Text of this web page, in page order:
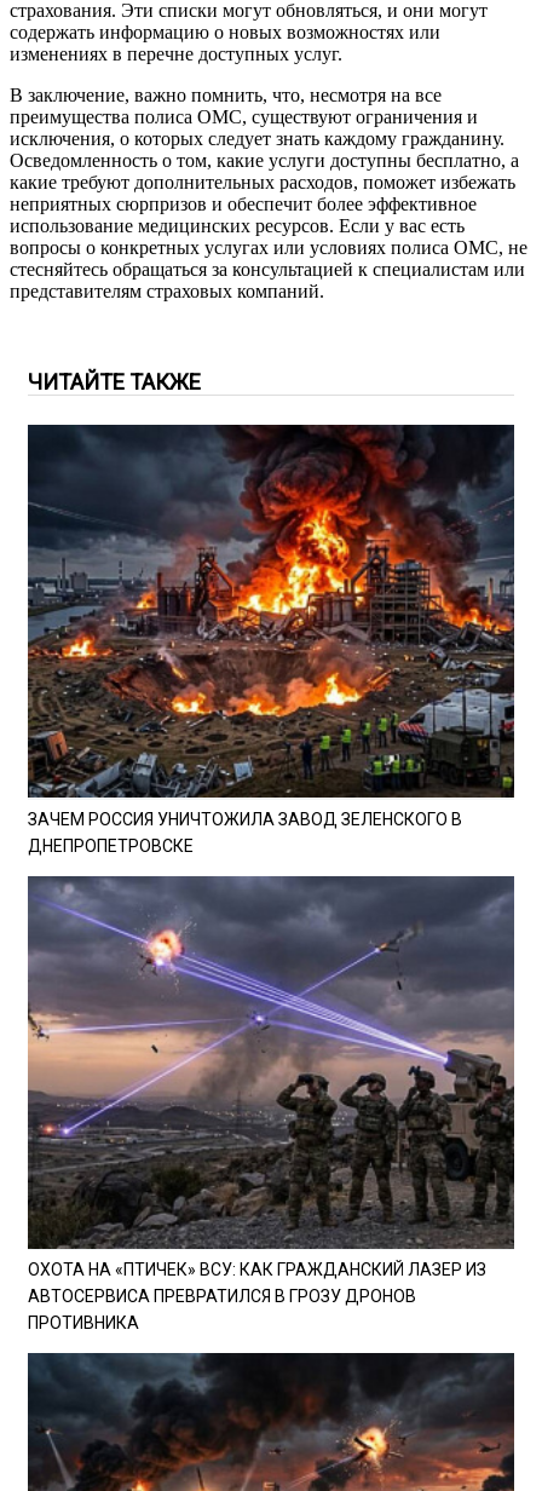
страхования. Эти списки могут обновляться, и они могут
содержать информацию о новых возможностях или
изменениях в перечне доступных услуг.
В заключение, важно помнить, что, несмотря на все
преимущества полиса ОМС, существуют ограничения и
исключения, о которых следует знать каждому гражданину.
Осведомленность о том, какие услуги доступны бесплатно, а
какие требуют дополнительных расходов, поможет избежать
неприятных сюрпризов и обеспечит более эффективное
использование медицинских ресурсов. Если у вас есть
вопросы о конкретных услугах или условиях полиса ОМС, не
стесняйтесь обращаться за консультацией к специалистам или
представителям страховых компаний.
ЧИТАЙТЕ ТАКЖЕ
ЗАЧЕМ РОССИЯ УНИЧТОЖИЛА ЗАВОД ЗЕЛЕНСКОГО В
ДНЕПРОПЕТРОВСКЕ
ОХОТА НА «ПТИЧЕК» ВСУ: КАК ГРАЖДАНСКИЙ ЛАЗЕР ИЗ
АВТОСЕРВИСА ПРЕВРАТИЛСЯ В ГРОЗУ ДРОНОВ
ПРОТИВНИКА